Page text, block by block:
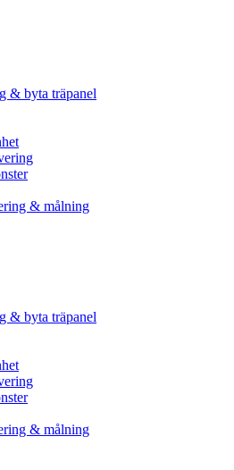
& byta träpanel
& målning
& byta träpanel
& målning